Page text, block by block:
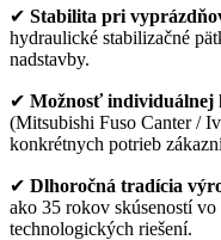
✔ Stabilita pri
hydraulické stabilizačné
nadstavby.
✔ Možnosť individuálnej
(Mitsubishi Fuso Canter/
konkrétnych potrieb
✔ Dlhoročná tradícia
ako 35 rokov skúseností
technologických riešení.